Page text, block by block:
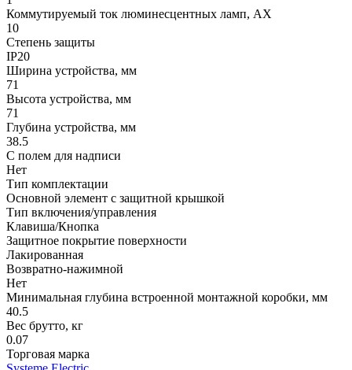
Коммутируемый ток люминесцентных ламп, AX
10
Степень защиты
IP20
Ширина устройства, мм
71
Высота устройства, мм
71
Глубина устройства, мм
38.5
С полем для надписи
Нет
Тип комплектации
Основной элемент с защитной крышкой
Тип включения/управления
Клавиша/Кнопка
Защитное покрытие поверхности
Лакированная
Возвратно-нажимной
Нет
Минимальная глубина встроенной монтажной коробки, мм
40.5
Вес брутто, кг
0.07
Торговая марка